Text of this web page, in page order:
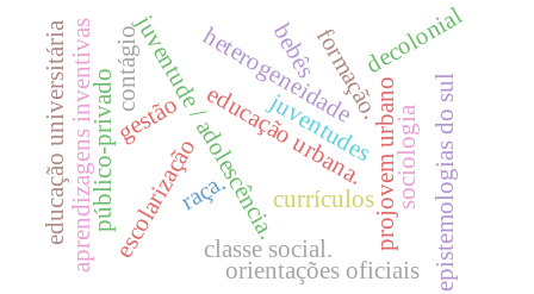
currículosprojovem urbano
juventude / adolescência.
e
d
u
c
a
ç
ã
o
u
r
b
a
n
a
.
classe social.
raça.
gestão juventudes
escolarização
heterogeneidade
público-privado formação.decolonial
bebês
contágio
aprendizagens inventivas orientações oficiais
educação universitária sociologiaepistemologias do sul